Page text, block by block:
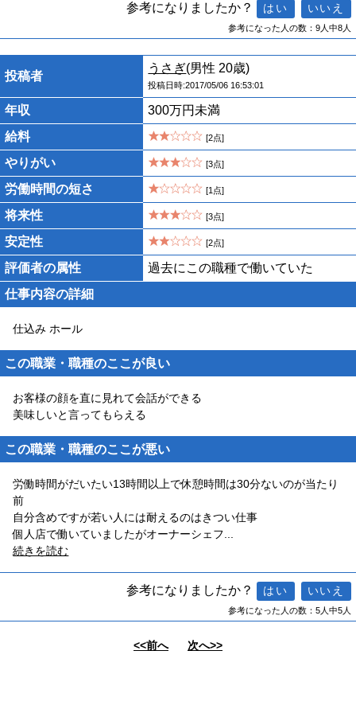
参考になりましたか？
参考になった人の数：9人中8人
投稿者
うさぎ(男性 20歳)
投稿日時:2017/05/06 16:53:01
年収
300万円未満
給料
[2点]
やりがい [3点]
労働時間の短さ [1点]
将来性 [3点]
安定性 [2点]
評価者の属性
過去にこの職種で働いていた
仕事内容の詳細
仕込み ホール
この職業・職種のここが良い
お客様の顔を直に見れて会話ができる
美味しいと言ってもらえる
この職業・職種のここが悪い
労働時間がだいたい13時間以上で休憩時間は30分ないのが当たり
前
自分含めですが若い人には耐えるのはきつい仕事
個人店で働いていましたがオーナーシェフ
続きを読む
参考になりましたか？
参考になった人の数：5人中5人
<<前へ 次へ>>